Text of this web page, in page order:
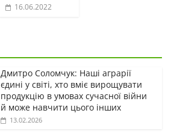
16.06.2022
Дмитро Соломчук: Наші аграрії
єдині у світі, хто вміє вирощувати
продукцію в умовах сучасної війни
й може навчити цього інших
13.02.2026